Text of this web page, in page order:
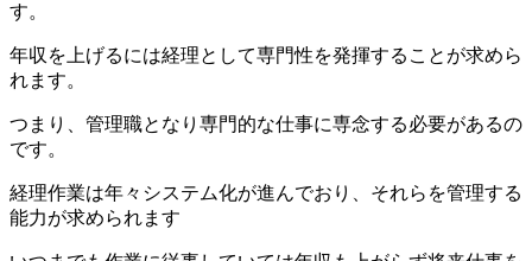
す。
年収を上げるには経理として専門性を発揮することが求めら
れます。
つまり、管理職となり専門的な仕事に専念する必要があるの
です。
経理作業は年々システム化が進んでおり、それらを管理する
能力が求められます